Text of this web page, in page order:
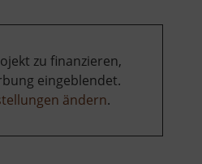
zu finanzieren,
eingeblendet.
ändern.